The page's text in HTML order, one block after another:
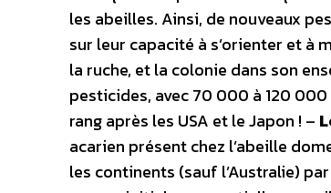
les abeilles. Ainsi, de nouveaux
sur leur capacité à s’orienter et à
la ruche, et la colonie dans son
pesticides, avec 70 000 à 120
rang après les USA et le Japon ! –
acarien présent chez l’abeille
les continents (sauf l’Australie)